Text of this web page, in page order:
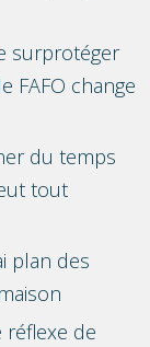
surprotéger
FAFO change
du temps
tout
plan des
réflexe de